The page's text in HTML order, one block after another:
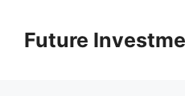
вмістуFuture